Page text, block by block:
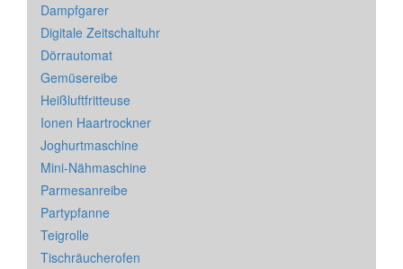
Dampfgarer
Digitale Zeitschaltuhr
Dörrautomat
Gemüsereibe
Heißluftfritteuse
Ionen Haartrockner
Joghurtmaschine
Mini-Nähmaschine
Parmesanreibe
Partypfanne
Teigrolle
Tischräucherofen